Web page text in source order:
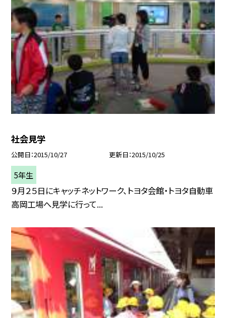
社会見学
公開日 2015/10/27 更新日 2015/10/25
5年生
９月２５日にキャッチネットワーク、トヨタ会館・トヨタ自動車
高岡工場へ見学に行って...